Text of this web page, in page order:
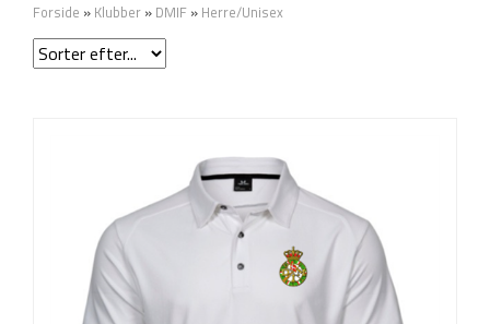
Forside » Klubber » DMIF » Herre/Unisex